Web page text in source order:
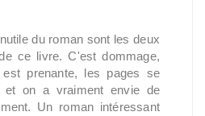
du roman sont les deux
ce livre. C'est dommage,
prenante, les pages se
et on a vraiment envie de
Un roman intéressant